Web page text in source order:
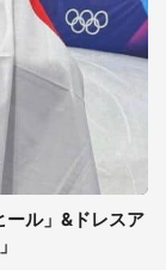
ール」&ドレスア